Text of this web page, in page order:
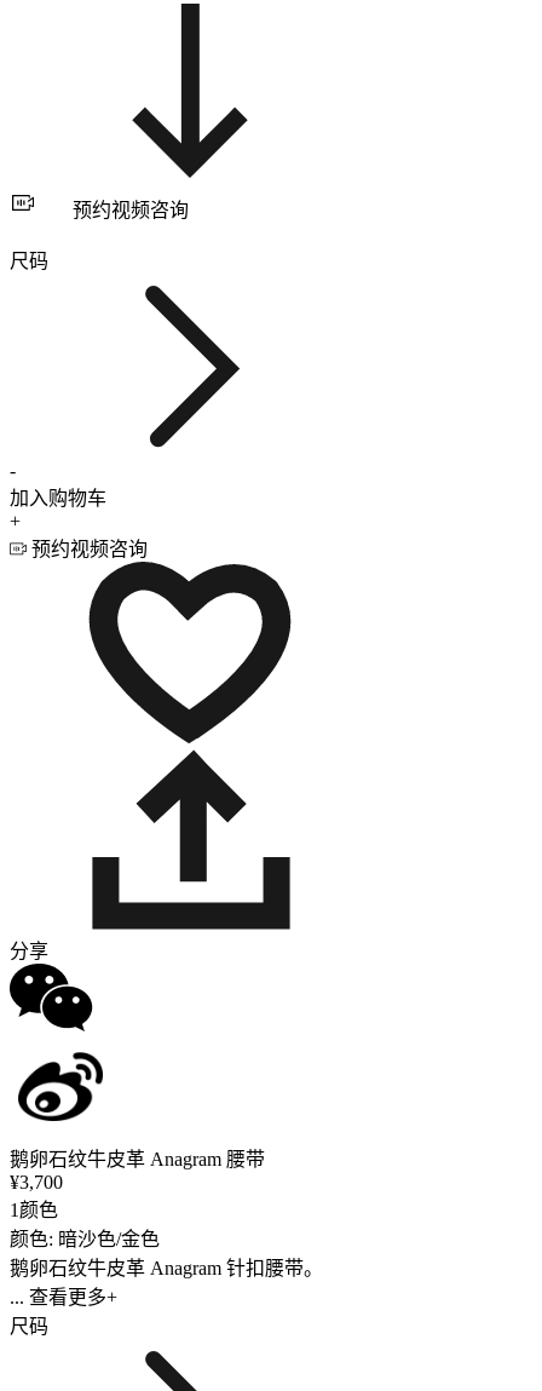
预约视频咨询
尺码
-
加入购物车
+
预约视频咨询
分享
鹅卵石纹牛皮革 Anagram 腰带
¥3,700
1颜色
颜色: 暗沙色/金色
鹅卵石纹牛皮革 Anagram 针扣腰带。
... 查看更多+
尺码